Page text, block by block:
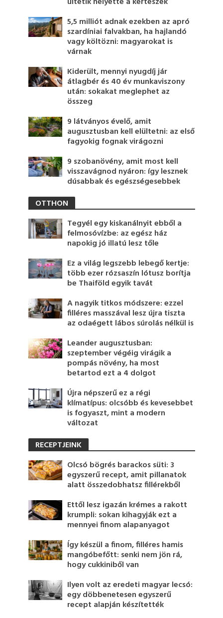
5,5 milliót adnak ezekben az apró
szardíniai falvakban, ha hajlandó
vagy költözni: magyarokat is
várnak
Kiderült, mennyi nyugdíj jár
átlagbér és 40 év munkaviszony
után: sokakat meglephet az
összeg
9 látványos évelő, amit
augusztusban kell elültetni: az első
fagyokig fognak virágozni
9 szobanövény, amit most kell
visszavágnod nyáron: így lesznek
dúsabbak és egészségesebbek
OTTHON
Tegyél egy kiskanálnyit ebből a
felmosóvízbe: az egész ház
napokig jó illatú lesz tőle
Ez a világ legszebb lebegő kertje:
több ezer rózsaszín lótusz borítja
be Thaiföld egyik tavát
A nagyik titkos módszere: ezzel
filléres masszával lesz újra tiszta
az odaégett lábos súrolás nélkül is
Leander augusztusban:
szeptember végéig virágik a
pompás növény, ha most
betartod ezt a 4 dolgot
Újra népszerű ez a régi
klímatípus: olcsóbb és kevesebbet
is fogyaszt, mint a modern
változat
RECEPTJEINK
Olcsó bögrés barackos süti: 3
egyszerű recept, amit pillanatok
alatt összedobhatsz fillérekből
Ettől lesz igazán krémes a rakott
krumpli: sokan kihagyják ezt a
mennyei finom alapanyagot
Így készül a finom, filléres hamis
mangóbefőtt: senki nem jön rá,
hogy cukkiniből van
Ilyen volt az eredeti magyar lecsó:
egy döbbenetesen egyszerű
recept alapján készítették